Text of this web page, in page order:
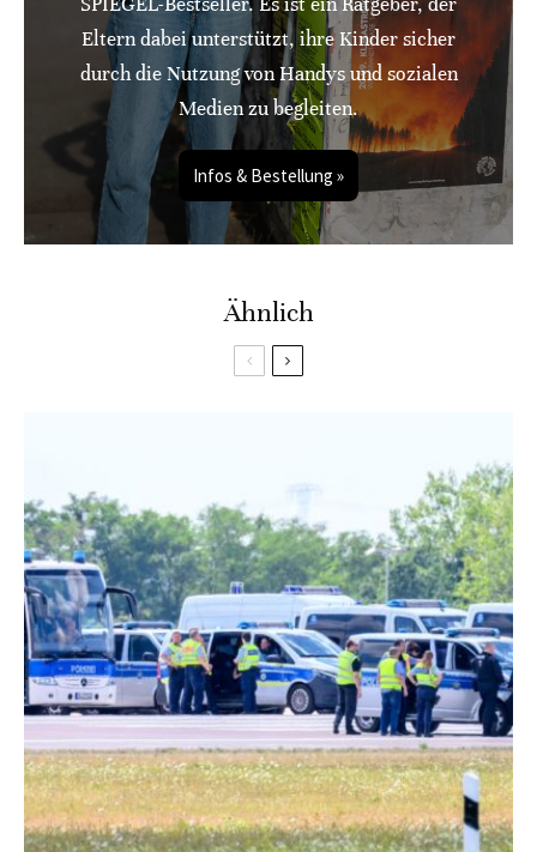
Eltern dabei unterstützt, ihre Kinder sicher
durch die Nutzung von Handys und sozialen
Medien zu begleiten.
Infos & Bestellung »
Ähnlich